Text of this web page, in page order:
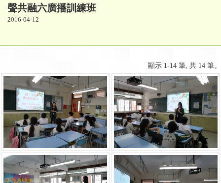
聲共融六廣播訓練班
2016-04-12
顯示 1-14 筆, 共 14 筆。